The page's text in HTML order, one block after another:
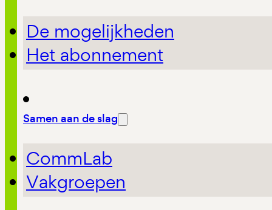
De mogelijkheden
Het abonnement
Samen aan de slag
CommLab
Vakgroepen